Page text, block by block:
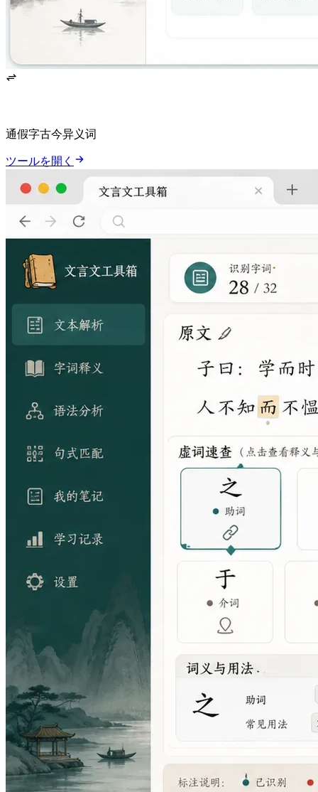
Review function words, 通假字, 古今异义词, fixed sentence patterns, and possible alternate readings.
ツールを開く